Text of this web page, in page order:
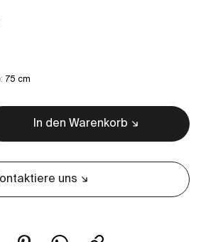
75 cm
In den Warenkorb
uns